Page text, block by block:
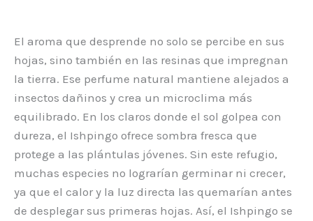
El aroma que desprende no solo se percibe en sus
hojas, sino también en las resinas que impregnan
la tierra. Ese perfume natural mantiene alejados a
insectos dañinos y crea un microclima más
equilibrado. En los claros donde el sol golpea con
dureza, el Ishpingo ofrece sombra fresca que
protege a las plántulas jóvenes. Sin este refugio,
muchas especies no lograrían germinar ni crecer,
ya que el calor y la luz directa las quemarían antes
de desplegar sus primeras hojas. Así, el Ishpingo se